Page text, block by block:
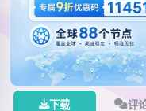
下载 评